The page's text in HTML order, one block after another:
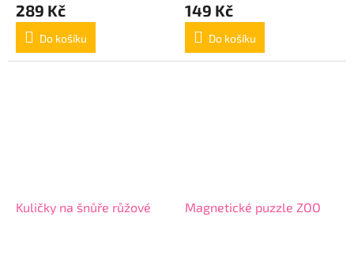
289 Kč
Do košíku
149 Kč
Do košíku
Kuličky na šnůře růžové Magnetické puzzle ZOO